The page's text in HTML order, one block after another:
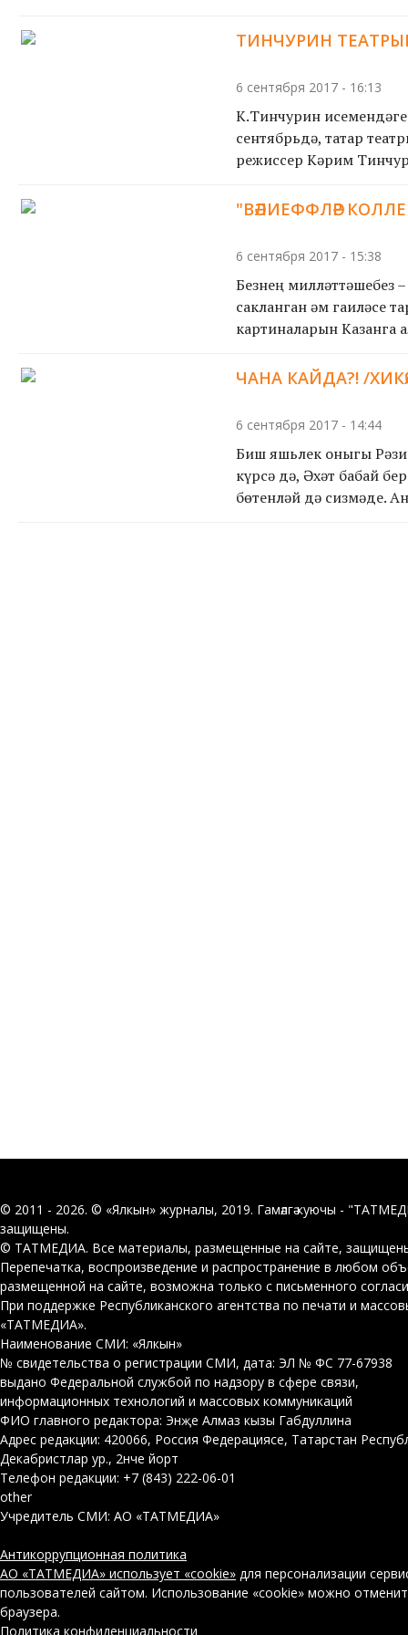
ТИНЧУРИН
6 сентября 2017 - 16:13
К.Тинчурин исемендәге
сентябрьдә, татар
режиссер Кәрим
"ВӘЛИЕФФЛӘР
6 сентября 2017 - 15:38
Безнең милләттәшебез
сакланган һәм гаиләсе
картиналарын Казанга
ЧАНА КАЙДА?! /
6 сентября 2017 - 14:44
Биш яшьлек оныгы
күрсә дә, Әхәт бабай
бөтенләй дә сизмәде.
© 2011 - 2026. © «Ялкын» журналы, 2019. Гамәлгә куючы -
защищены.
© ТАТМЕДИА. Все материалы, размещенные на сайте,
Перепечатка, воспроизведение и распространение в любом
размещенной на сайте, возможна только с письменного
При поддержке Республиканского агентства по печати и
«ТАТМЕДИА».
Наименование СМИ: «Ялкын»
№ свидетельства о регистрации СМИ, дата: ЭЛ № ФС 77-67938
выдано Федеральной службой по надзору в сфере связи,
информационных технологий и массовых коммуникаций
ФИО главного редактора: Энҗе Алмаз кызы Габдуллина
Адрес редакции: 420066, Россия Федерациясе, Татарстан
Декабристлар ур., 2нче йорт
Телефон редакции: +7 (843) 222-06-01
other
Учредитель СМИ: АО «ТАТМЕДИА»
Антикоррупционная политика
АО «ТАТМЕДИА» использует «cookie» для персонализации
пользователей сайтом. Использование «cookie» можно
браузера.
Политика конфиденциальности